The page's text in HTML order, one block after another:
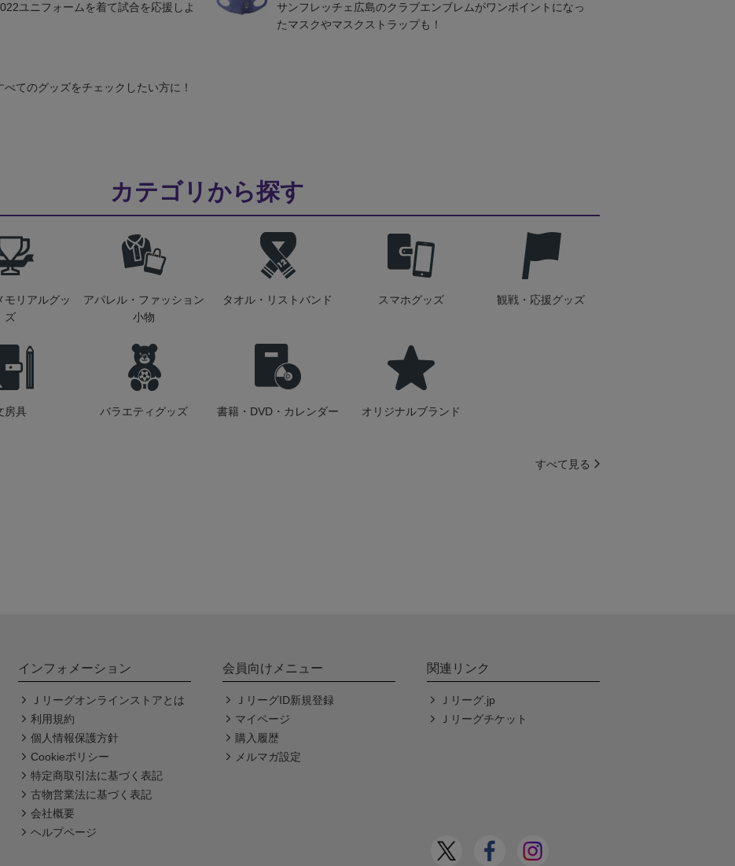
ユニフォームを着て試合を応援しよ
サンフレッチェ広島のクラブエンブレムがワンポイントになっ
たマスクやマスクストラップも！
てのグッズをチェックしたい方に！
カテゴリから探す
モリアルグッ
ズ
アパレル・ファッション
小物
タオル・リストバンド スマホグッズ 観戦・応援グッズ
房具 バラエティグッズ 書籍・DVD・カレンダー オリジナルブランド
すべて見る
インフォメーション
Ｊリーグオンラインストアとは
利用規約
個人情報保護方針
Cookieポリシー
特定商取引法に基づく表記
古物営業法に基づく表記
会社概要
ヘルプページ
会員向けメニュー
ＪリーグID新規登録
マイページ
購入履歴
メルマガ設定
関連リンク
Ｊリーグ.jp
Ｊリーグチケット